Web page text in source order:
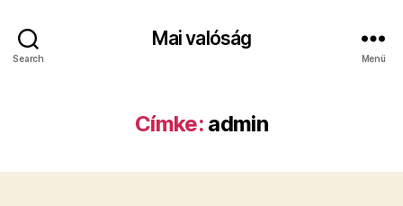
Search
Mai valóság
Menü
Címke: admin